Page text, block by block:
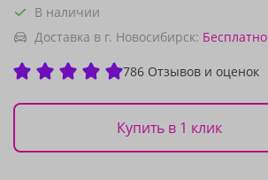
В наличии
Доставка в г. Новосибирск: Бесплатно
786 Отзывов и оценок
Купить в 1 клик